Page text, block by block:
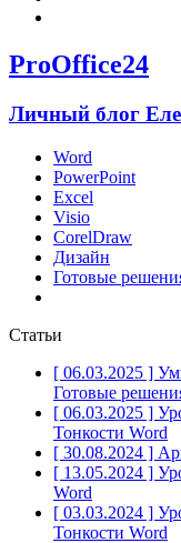
ProOffice24
Личный блог
Word
PowerPoint
Excel
Visio
CorelDraw
Дизайн
Готовые
Статьи
[ 06.03.2025 ]
Готовые
[ 06.03.2025 ]
Тонкости Word
[ 30.08.2024 ]
[ 13.05.2024 ]
Word
[ 03.03.2024 ]
Тонкости Word